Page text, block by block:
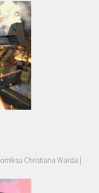
Christiana Warda |